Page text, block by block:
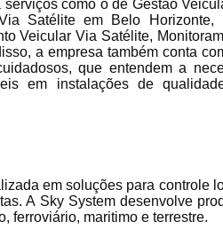
Gerenciamento
Gestão de Frota
Gestão de
como o de Gestão
Satélite em Belo Horizonte,
Veicular Via Satélite,
a empresa também conta
que entendem a
em instalações de
em soluções para controle
A Sky System desenvolve
ferroviário, maritimo e terrestre.